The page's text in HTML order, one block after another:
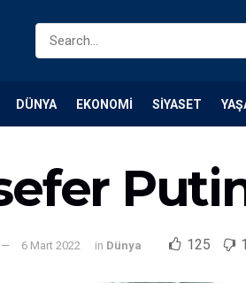
DÜNYA EKONOMI SIYASET
6 Mart 2022 in Dünya 125